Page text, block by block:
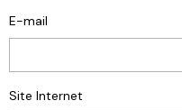
E-mail
Site Internet